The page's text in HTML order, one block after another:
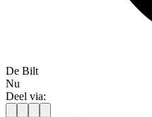
De Bilt
Nu
Deel via: